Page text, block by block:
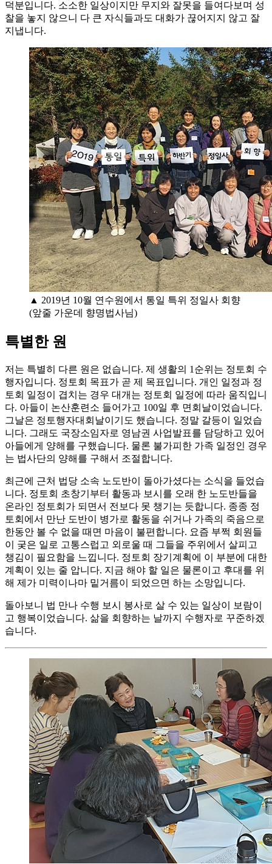
덕분입니다. 소소한 일상이지만 무지와 잘못을 들여다보며 성
찰을 놓지 않으니 다 큰 자식들과도 대화가 끊어지지 않고 잘
지냅니다.
▲ 2019년 10월 연수원에서 통일 특위 정일사 회향
(앞줄 가운데 향명법사님)
특별한 원
저는 특별히 다른 원은 없습니다. 제 생활의 1순위는 정토회 수
행자입니다. 정토회 목표가 곧 제 목표입니다. 개인 일정과 정
토회 일정이 겹치는 경우 대개는 정토회 일정에 따라 움직입니
다. 아들이 논산훈련소 들어가고 100일 후 면회날이었습니다.
그날은 정토행자대회날이기도 했습니다. 정말 갈등이 일었습
니다. 그래도 국장소임자로 영남권 사업발표를 담당하고 있어
아들에게 양해를 구했습니다. 물론 불가피한 가족 일정인 경우
는 법사단의 양해를 구해서 조절합니다.
최근에 근처 법당 소속 노도반이 돌아가셨다는 소식을 들었습
니다. 정토회 초창기부터 활동과 보시를 오래 한 노도반들을
온라인 정토회가 되면서 전보다 못 챙기는 듯합니다. 종종 정
토회에서 만난 도반이 병가로 활동을 쉬거나 가족의 죽음으로
한동안 볼 수 없을 때면 마음이 불편합니다. 요즘 부쩍 회원들
이 궂은 일로 고통스럽고 외로울 때 그들을 주위에서 살피고
챙김이 필요함을 느낍니다. 정토회 장기계획에 이 부분에 대한
계획이 있는 줄 압니다. 지금 해야 할 일은 물론이고 후대를 위
해 제가 미력이나마 밑거름이 되었으면 하는 소망입니다.
돌아보니 법 만나 수행 보시 봉사로 살 수 있는 일상이 보람이
고 행복이었습니다. 삶을 회향하는 날까지 수행자로 꾸준하겠
습니다.